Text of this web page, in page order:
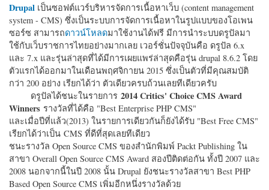
Drupal เป็นซอฟต์แวร์บริหารจัดการเนื้อหาเว็บ (content management
system - CMS) ซึ่งเป็นระบบการจัดการเนื้อหาในรูปแบบของโอเพน
ซอร์ซ สามารถดาวน์โหลดมาใช้งานได้ฟรี มีการนำระบบดรูปัลมา
ใช้กับเว็บราชการไทยอย่างมากเลย เวอร์ชั่นปัจจุบันคือ ดรูปัล 6.x
และ 7.x และรุ่นล่าสุดที่ได้มีการเผยแพร่ล่าสุดคือรุ่น drupal 8.6.2 โดย
ตัวแรกได้ออกมาในเดือนพฤศจิกายน 2015 ซึ่งเป็นตัวที่มีคุณสมบัติ
กว่า 200 อย่าง เรียกได้ว่า ตัวเดียวครบถ้วนเลยทีเดียวครับ
ดรูปัลได้ชนะในรายการ 2014 Critics' Choice CMS Award
Winners รางวัลที่ได้คือ "Best Enterprise PHP CMS"
และเมื่อปีที่แล้ว(2013) ในรายการเดียวกันก็ยังได้รับ "Best Free CMS"
เรียกได้ว่าเป็น CMS ที่ดีที่สุดเลยทีเดียว
ชนะรางวัล Open Source CMS ของสำนักพิมพ์ Packt Publishing ใน
สาขา Overall Open Source CMS Award สองปีติดต่อกัน ทั้งปี 2007 และ
2008 นอกจากนี้ในปี 2008 นั้น Drupal ยังชนะรางวัลสาขา Best PHP
Based Open Source CMS เพิ่มอีกหนึ่งรางวัลด้วย